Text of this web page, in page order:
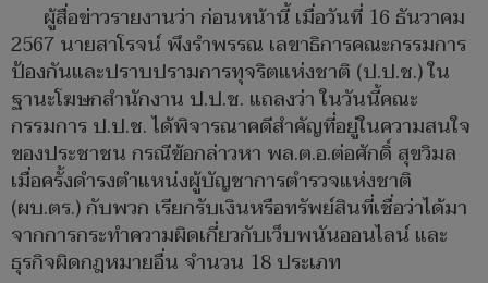
ผู้สื่อข่าวรายงานว่า ก่อนหน้านี้ เมื่อวันที่ 16 ธันวาคม
2567 นายสาโรจน์ พึงรำพรรณ เลขาธิการคณะกรรมการ
ป้องกันและปราบปรามการทุจริตแห่งชาติ (ป.ป.ช.) ใน
ฐานะโฆษกสำนักงาน ป.ป.ช. แถลงว่า ในวันนี้คณะ
กรรมการ ป.ป.ช. ได้พิจารณาคดีสําคัญที่อยู่ในความสนใจ
ของประชาชน กรณีข้อกล่าวหา พล.ต.อ.ต่อศักดิ์ สุขวิมล
เมื่อครั้งดำรงตำแหน่งผู้บัญชาการตำรวจแห่งชาติ
(ผบ.ตร.) กับพวก เรียกรับเงินหรือทรัพย์สินที่เชื่อว่าได้มา
จากการกระทำความผิดเกี่ยวกับเว็บพนันออนไลน์ และ
ธุรกิจผิดกฎหมายอื่น จำนวน 18 ประเภท